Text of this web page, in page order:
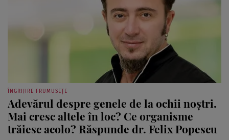
ÎNGRIJIRE FRUMUSEȚE
Adevărul despre genele de la ochii noştri.
Mai cresc altele în loc? Ce organisme
trăiesc acolo? Răspunde dr. Felix Popescu